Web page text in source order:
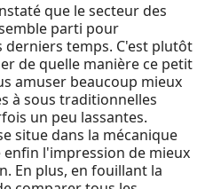
que le secteur des
parti pour
derniers temps. C'est plutôt
de quelle manière ce petit
amuser beaucoup mieux
à sous traditionnelles
un peu lassantes.
situe dans la mécanique
l'impression de mieux
En plus, en fouillant la